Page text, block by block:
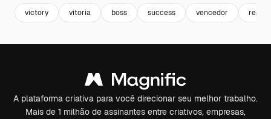
victory vitoria boss success vencedor
A plataforma criativa para você direcionar seu melhor trabalho.
Mais de 1 milhão de assinantes entre criativos, empresas,